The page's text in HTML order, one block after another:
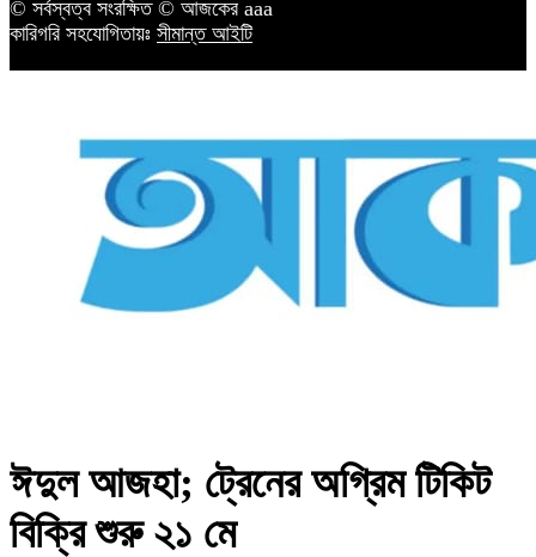
© সর্বস্বত্ব সংরক্ষিত © আজকের aaa
কারিগরি সহযোগিতায়ঃ সীমান্ত আইটি
ঈদুল আজহা; ট্রেনের অগ্রিম টিকিট
বিক্রি শুরু ২১ মে